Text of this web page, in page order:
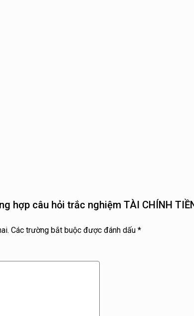
hợp câu hỏi trắc nghiệm TÀI CHÍNH
Các trường bắt buộc được đánh dấu *